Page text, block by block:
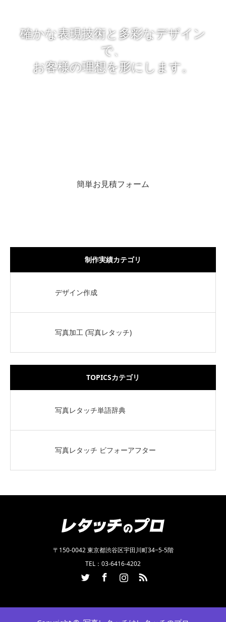
確かな表現技術と多彩なデザイン
で、
お客様の理想を形にします。
簡単お見積フォーム
制作実績カテゴリ
デザイン作成
写真加工 (写真レタッチ)
TOPICSカテゴリ
写真レタッチ単語辞典
写真レタッチ ビフォーアフター
〒150-0042 東京都渋谷区宇田川町34−5-5階
TEL：03-6416-4202
InstagramRSS